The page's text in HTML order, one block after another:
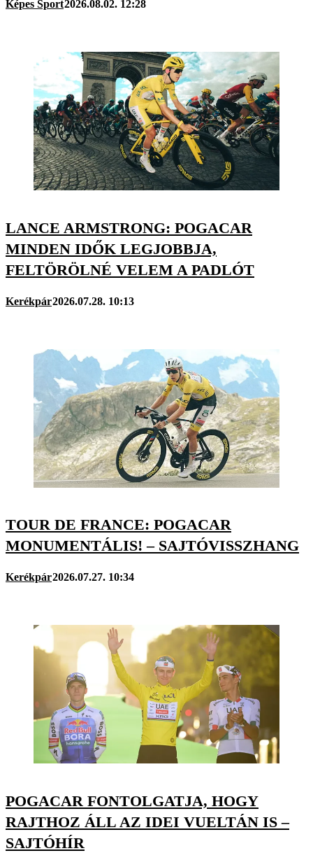
Képes Sport2026.08.02. 12:28
LANCE ARMSTRONG: POGACAR
MINDEN IDŐK LEGJOBBJA,
FELTÖRÖLNÉ VELEM A PADLÓT
Kerékpár2026.07.28. 10:13
TOUR DE FRANCE: POGACAR
MONUMENTÁLIS! – SAJTÓVISSZHANG
Kerékpár2026.07.27. 10:34
POGACAR FONTOLGATJA, HOGY
RAJTHOZ ÁLL AZ IDEI VUELTÁN IS –
SAJTÓHÍR